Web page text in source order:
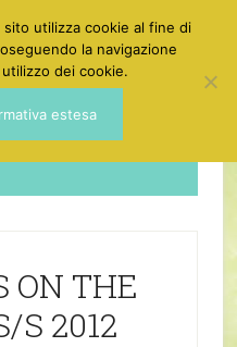
ON THE
S 2012
sito utilizza cookie al fine di
la navigazione
dei cookie.
estesa